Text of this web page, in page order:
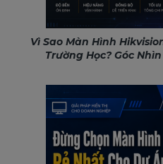
Vì Sao Màn Hình
Trường Học? Góc